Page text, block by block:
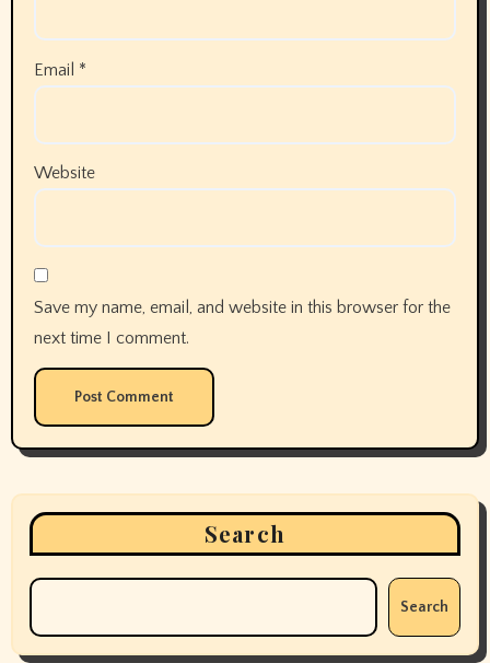
Email *
Website
Save my name, email, and website in this browser for the
next time I comment.
Search
Search